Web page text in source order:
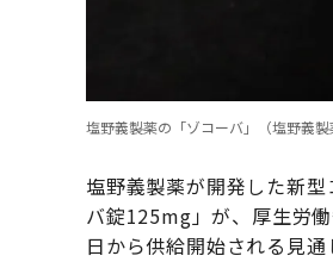
塩野義製薬の「ゾコーバ」（塩野義製
塩野義製薬が開発した新
バ錠125mg」が、厚生労
日から供給開始される見通